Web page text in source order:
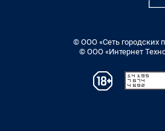
© ООО «Сеть городских
© ООО «Интернет